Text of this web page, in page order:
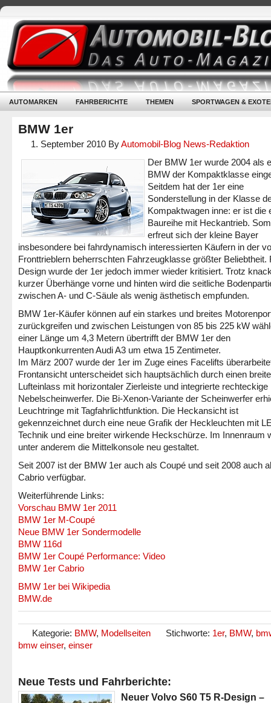
AUTOMARKEN FAHRBERICHTE THEMEN SPORTWAGEN &
BMW 1er
1. September 2010 ByAutomobil-Blog News-Redaktion
Der BMW 1er wurde 2004 als
BMW der Kompaktklasse
Seitdem hat der 1er eine
Sonderstellung in der Klasse
Kompaktwagen inne: er ist die
Baureihe mit Heckantrieb.
erfreut sich der kleine Bayer
insbesondere bei fahrdynamisch interessierten Käufern in der
Fronttrieblern beherrschten Fahrzeugklasse größter Beliebtheit.
Design wurde der 1er jedoch immer wieder kritisiert. Trotz
kurzer Überhänge vorne und hinten wird die seitliche
zwischen A- und C-Säule als wenig ästhetisch empfunden.
BMW 1er-Käufer können auf ein starkes und breites
zurückgreifen und zwischen Leistungen von 85 bis 225 kW
einer Länge um 4,3 Metern übertrifft der BMW 1er den
Hauptkonkurrenten Audi A3 um etwa 15 Zentimeter.
Im März 2007 wurde der 1er im Zuge eines Facelifts
Frontansicht unterscheidet sich hauptsächlich durch einen
Lufteinlass mit horizontaler Zierleiste und integrierte rechteckige
Nebelscheinwerfer. Die Bi-Xenon-Variante der Scheinwerfer
Leuchtringe mit Tagfahrlichtfunktion. Die Heckansicht ist
gekennzeichnet durch eine neue Grafik der Heckleuchten mit
Technik und eine breiter wirkende Heckschürze. Im Innenraum
unter anderem die Mittelkonsole neu gestaltet.
Seit 2007 ist der BMW 1er auch als Coupé und seit 2008 auch
Cabrio verfügbar.
Weiterführende Links:
Vorschau BMW 1er 2011
BMW 1er M-Coupé
Neue BMW 1er Sondermodelle
BMW 116d
BMW 1er Coupé Performance: Video
BMW 1er Cabrio
BMW 1er bei Wikipedia
BMW.de
Kategorie: BMW, Modellseiten Stichworte: 1er, BMW,
bmw einser, einser
Neue Tests und Fahrberichte:
Neuer Volvo S60 T5 R-Design –